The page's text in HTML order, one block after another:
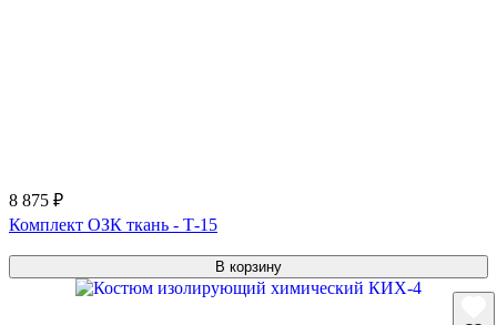
8 875 ₽
Комплект ОЗК ткань - Т-15
В корзину